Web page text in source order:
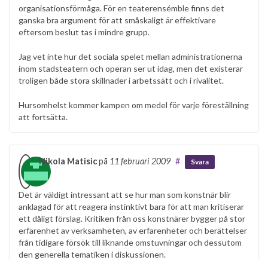
organisationsförmåga. För en teaterensémble finns det
ganska bra argument för att småskaligt är effektivare
eftersom beslut tas i mindre grupp.
Jag vet inte hur det sociala spelet mellan administrationerna
inom stadsteatern och operan ser ut idag, men det existerar
troligen både stora skillnader i arbetssätt och i rivalitet.
Hursomhelst kommer kampen om medel för varje föreställning
att fortsätta.
Nikola Matisicpå 11 februari 2009 # Svara
Det är väldigt intressant att se hur man som konstnär blir
anklagad för att reagera instinktivt bara för att man kritiserar
ett dåligt förslag. Kritiken från oss konstnärer bygger på stor
erfarenhet av verksamheten, av erfarenheter och berättelser
från tidigare försök till liknande omstuvningar och dessutom
den generella tematiken i diskussionen.